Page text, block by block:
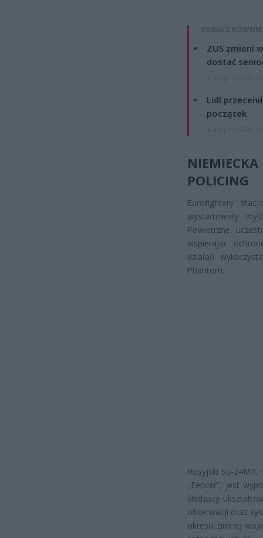
ZOBACZ
ZUS zmieni
dostać
Lidl
początek
POLICING
Eurofightery
wystartowały
Powietrzne
wspierając
działań
Phantom.
Rosyjski Su-
„Fencer”, jest
śledzący
obserwacji oraz
okresu zimnej